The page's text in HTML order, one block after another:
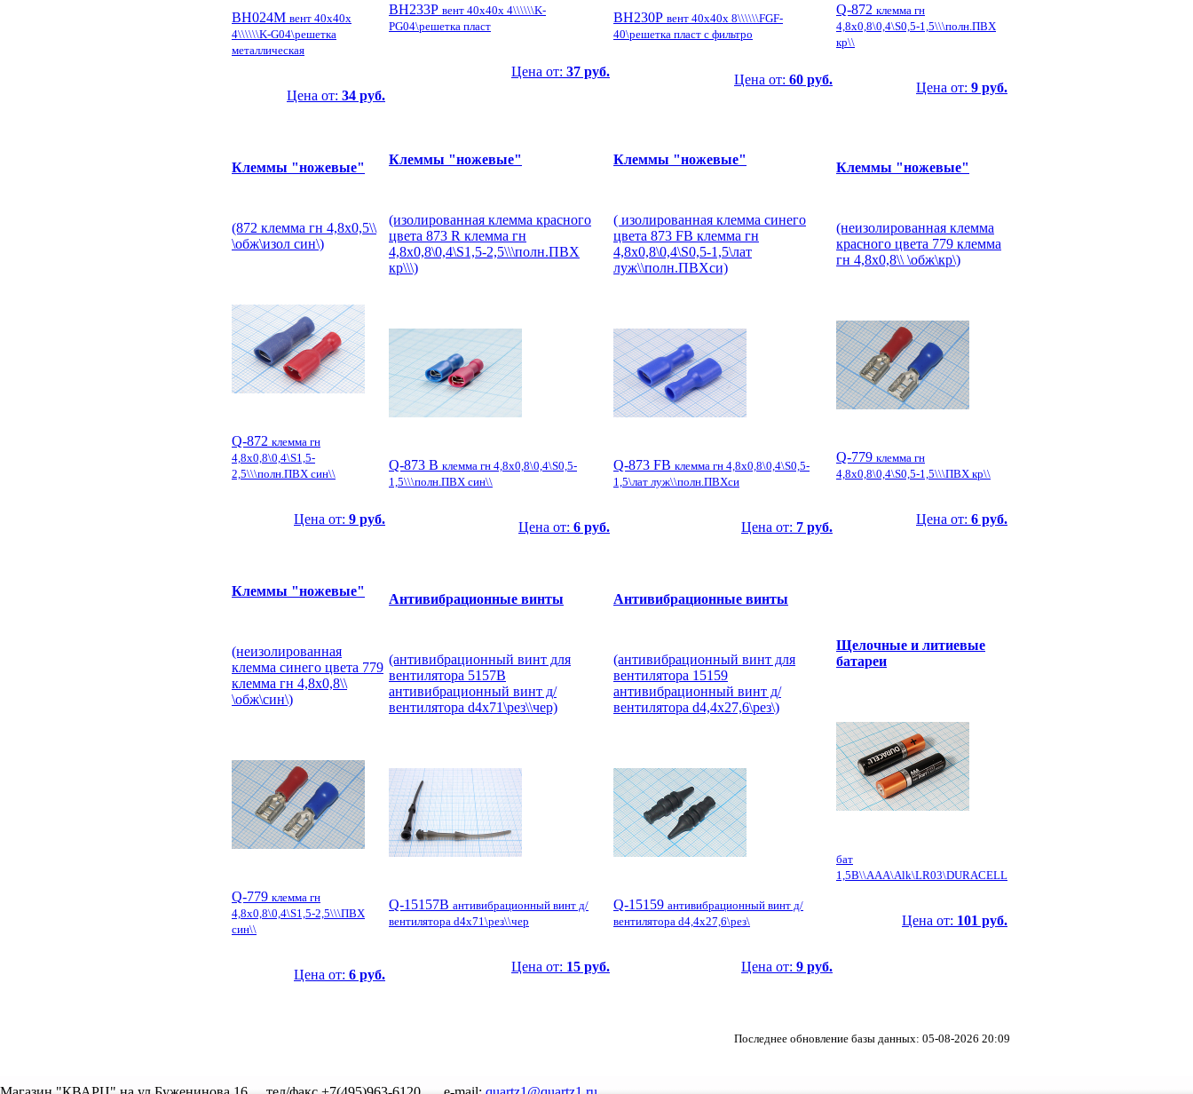
ВН024M вент 40x40x
4\\\\\\K-G04\решетка
металлическая
Цена от: 34 руб.
ВН233P вент 40x40x 4\\\\\\K-
PG04\решетка пласт
Цена от: 37 руб.
ВН230P вент 40x40x 8\\\\\\FGF-
40\решетка пласт с фильтро
Цена от: 60 руб.
Q-872 клемма гн
4,8x0,8\0,4\S0,5-1,5\\\полн.ПВХ
кр\\
Цена от: 9 руб.
Клеммы "ножевые"
(872 клемма гн 4,8x0,5\\
\обж\изол син\)
Q-872 клемма гн
4,8x0,8\0,4\S1,5-
2,5\\\полн.ПВХ син\\
Цена от: 9 руб.
Клеммы "ножевые"
(изолированная клемма красного
цвета 873 R клемма гн
4,8x0,8\0,4\S1,5-2,5\\\полн.ПВХ
кр\\\)
Q-873 B клемма гн 4,8x0,8\0,4\S0,5-
1,5\\\полн.ПВХ син\\
Цена от: 6 руб.
Клеммы "ножевые"
( изолированная клемма синего
цвета 873 FB клемма гн
4,8x0,8\0,4\S0,5-1,5\лат
луж\\полн.ПВХси)
Q-873 FB клемма гн 4,8x0,8\0,4\S0,5-
1,5\лат луж\\полн.ПВХси
Цена от: 7 руб.
Клеммы "ножевые"
(неизолированная клемма
красного цвета 779 клемма
гн 4,8x0,8\\ \обж\кр\)
Q-779 клемма гн
4,8x0,8\0,4\S0,5-1,5\\\ПВХ кр\\
Цена от: 6 руб.
Клеммы "ножевые"
(неизолированная
клемма синего цвета 779
клемма гн 4,8x0,8\\
\обж\син\)
Q-779 клемма гн
4,8x0,8\0,4\S1,5-2,5\\\ПВХ
син\\
Цена от: 6 руб.
Антивибрационные винты
(антивибрационный винт для
вентилятора 5157B
антивибрационный винт д/
вентилятора d4x71\рез\\чер)
Q-15157B антивибрационный винт д/
вентилятора d4x71\рез\\чер
Цена от: 15 руб.
Антивибрационные винты
(антивибрационный винт для
вентилятора 15159
антивибрационный винт д/
вентилятора d4,4x27,6\рез\)
Q-15159 антивибрационный винт д/
вентилятора d4,4x27,6\рез\
Цена от: 9 руб.
Щелочные и литиевые
батареи
бат
1,5В\\AAA\Alk\LR03\DURACELL
Цена от: 101 руб.
Последнее обновление базы данных: 05-08-2026 20:09